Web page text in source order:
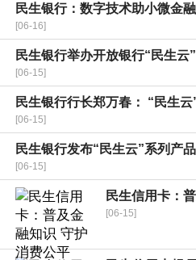
民生银行：数字技术助小微金
[06-16]
民生银行举办开放银行“民生云
[06-15]
民生银行行长郑万春： “民生
[06-15]
民生银行发布“民生云”系列产
[06-15]
民生信用卡：
[06-15]